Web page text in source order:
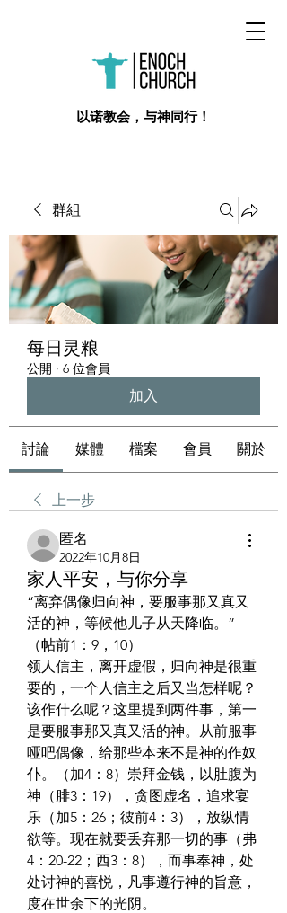
​以诺教会，与神同行！
群組
每日灵粮
公開 · 6 位會員
加入
討論 媒體 檔案 會員 關於
上一步
匿名
2022年10月8日
家人平安，与你分享
“离弃偶像归向神，要服事那又真又
活的神，等候他儿子从天降临。”
（帖前1：9，10）
领人信主，离开虚假，归向神是很重
要的，一个人信主之后又当怎样呢？
该作什么呢？这里提到两件事，第一
是要服事那又真又活的神。从前服事
哑吧偶像，给那些本来不是神的作奴
仆。（加4：8）崇拜金钱，以肚腹为
神（腓3：19），贪图虚名，追求宴
乐（加5：26；彼前4：3），放纵情
欲等。现在就要丢弃那一切的事（弗
4：20-22；西3：8），而事奉神，处
处讨神的喜悦，凡事遵行神的旨意，
度在世余下的光阴。